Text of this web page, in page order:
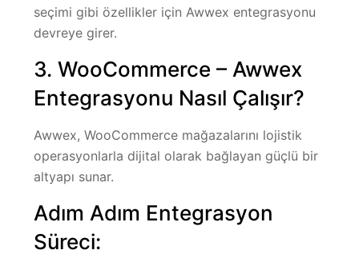
seçimi gibi özellikler için Awwex entegrasyonu
devreye girer.
3. WooCommerce – Awwex
Entegrasyonu Nasıl Çalışır?
Awwex, WooCommerce mağazalarını lojistik
operasyonlarla dijital olarak bağlayan güçlü bir
altyapı sunar.
Adım Adım Entegrasyon
Süreci: